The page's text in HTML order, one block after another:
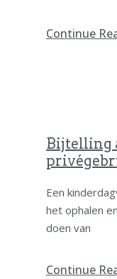
Continue
Bijtelling
Een
het ophalen
doen van
Continue